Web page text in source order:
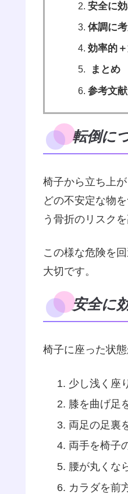
安全に
体調に
効率的
まとめ
参考文献
転倒に
椅子から立ち上
どの不安定な物
う骨折のリスク
この様な危険を
大切です。
安全に
椅子に座った状
少し浅く座
膝を曲げ足
両足の足裏
両手を椅子
腰が丸くな
カラダを前